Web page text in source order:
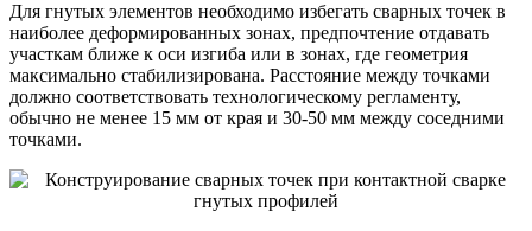
Для гнутых элементов необходимо избегать сварных точек в
наиболее деформированных зонах, предпочтение отдавать
участкам ближе к оси изгиба или в зонах, где геометрия
максимально стабилизирована. Расстояние между точками
должно соответствовать технологическому регламенту,
обычно не менее 15 мм от края и 30-50 мм между соседними
точками.